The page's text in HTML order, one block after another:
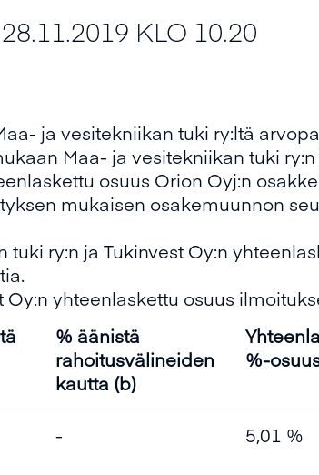
KLO 10.20
ja vesitekniikan tuki ry:ltä
Maa- ja vesitekniikan tuki ry:n
osuus Orion Oyj:n
mukaisen osakemuunnon
ry:n ja Tukinvest Oy:n
yhteenlaskettu osuus
% äänistä
rahoitusvälineiden
kautta (b)
%-
- 5,01 %